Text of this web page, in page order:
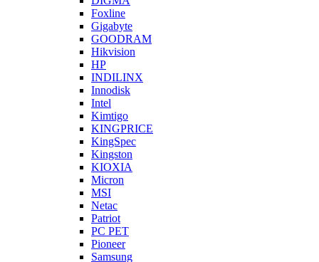
Foxline
Gigabyte
GOODRAM
Hikvision
HP
INDILINX
Innodisk
Intel
Kimtigo
KINGPRICE
KingSpec
Kingston
KIOXIA
Micron
MSI
Netac
Patriot
PC PET
Pioneer
Samsung